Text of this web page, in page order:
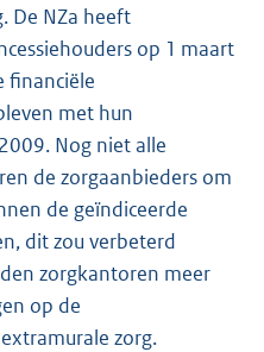
De NZa heeft
op 1 maart
financiële
met hun
Nog niet alle
de zorgaanbieders om
de geïndiceerde
dit zou verbeterd
zorgkantoren meer
op de
zorg.